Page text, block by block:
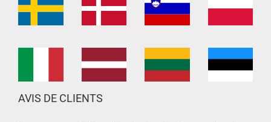
AVIS DE CLIENTS